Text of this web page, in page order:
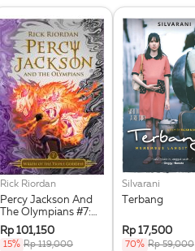
Rick Riordan
Percy Jackson And
The Olympians #7:
Wrath Of The Triple
Goddess
Rp 101,150
15% Rp 119,000
Silvarani
Terbang
Rp 17,500
70% Rp 59,000